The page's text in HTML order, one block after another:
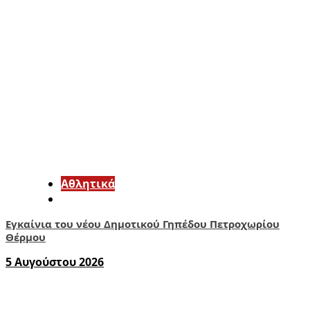
Αθλητικά
Εγκαίνια του νέου Δημοτικού Γηπέδου Πετροχωρίου
Θέρμου
5 Αυγούστου 2026